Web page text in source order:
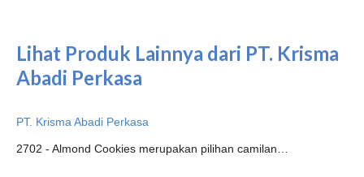
Lihat Produk Lainnya dari PT. Krisma
Abadi Perkasa
PT. Krisma Abadi Perkasa
2702 - Almond Cookies merupakan pilihan camilan…